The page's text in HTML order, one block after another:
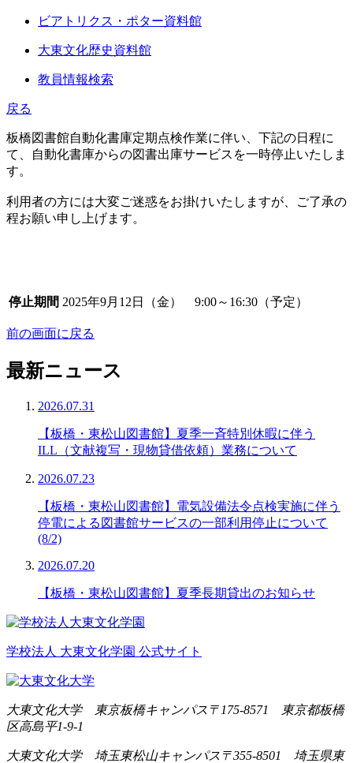
ビアトリクス・ポター資料館
大東文化歴史資料館
教員情報検索
戻る
板橋図書館自動化書庫定期点検作業に伴い、下記の日程に
て、自動化書庫からの図書出庫サービスを一時停止いたしま
す。
利用者の方には大変ご迷惑をお掛けいたしますが、ご了承の
程お願い申し上げます。
停止期間 2025年9月12日（金） 9:00～16:30（予定）
前の画面に戻る
最新ニュース
2026.07.31
【板橋・東松山図書館】夏季一斉特別休暇に伴う
ILL（文献複写・現物貸借依頼）業務について
2026.07.23
【板橋・東松山図書館】電気設備法令点検実施に伴う
停電による図書館サービスの一部利用停止について
(8/2)
2026.07.20
【板橋・東松山図書館】夏季長期貸出のお知らせ
学校法人 大東文化学園 公式サイト
大東文化大学 東京板橋キャンパス 〒175-8571 東京都板橋
区高島平1-9-1
大東文化大学 埼玉東松山キャンパス 〒355-8501 埼玉県東